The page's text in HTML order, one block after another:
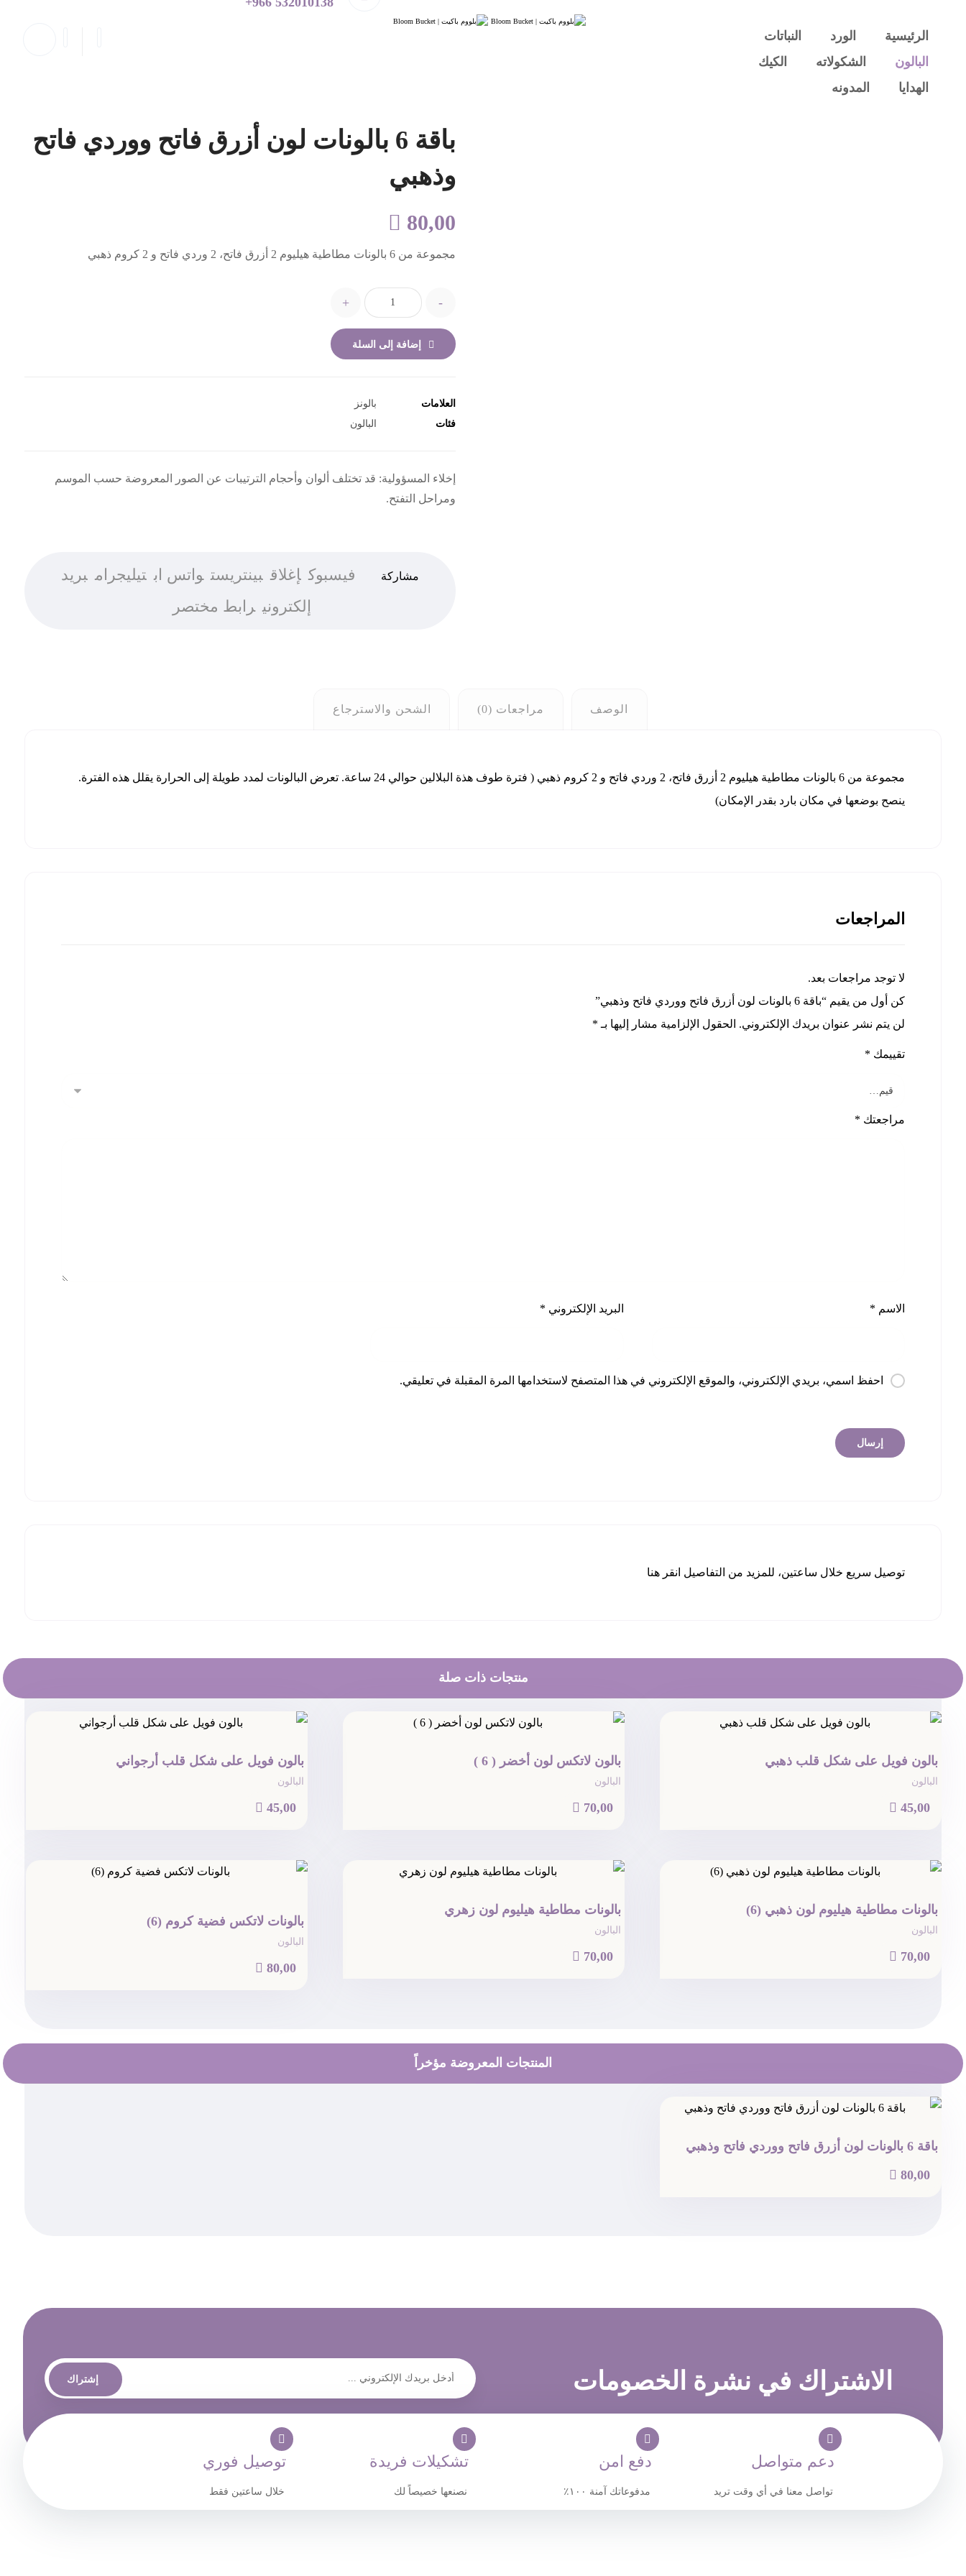
الرئيسية الورد
النباتات
البالون
الشكولاته
الكيك
الهدايا
المدونه
باقة 6 بالونات لون أزرق فاتح ووردي فاتح
وذهبي
 80,00
مجموعة من 6 بالونات مطاطية هيليوم 2 أزرق فاتح، 2 وردي فاتح و 2 كروم ذهبي
-
+
إضافة إلى السلة
العلامات
بالونز
فئات
البالون
إخلاء المسؤولية: قد تختلف ألوان وأحجام الترتيبات عن الصور المعروضة حسب الموسم
ومراحل التفتح.
فيسبوك إغلاق بينتريست واتس اب تيليجرام بريد
إلكتروني رابط مختصر
الوصف مراجعات (0) الشحن والاسترجاع
مجموعة من 6 بالونات مطاطية هيليوم 2 أزرق فاتح، 2 وردي فاتح و 2 كروم ذهبي ( فترة طوف هذة البلالين حوالي 24 ساعة. تعرض البالونات لمدد طويلة إلى الحرارة يقلل هذه الفترة.
ينصح بوضعها في مكان بارد بقدر الإمكان)
المراجعات
لا توجد مراجعات بعد.
كن أول من يقيم “باقة 6 بالونات لون أزرق فاتح ووردي فاتح وذهبي”
لن يتم نشر عنوان بريدك الإلكتروني. الحقول الإلزامية مشار إليها بـ *
تقييمك *
مراجعتك *
الاسم * البريد الإلكتروني *
احفظ اسمي، بريدي الإلكتروني، والموقع الإلكتروني في هذا المتصفح لاستخدامها المرة المقبلة في تعليقي.
توصيل سريع خلال ساعتين، للمزيد من التفاصيل انقر هنا
منتجات ذات صلة
بالون فويل على شكل قلب ذهبي
البالون
 45,00
بالون لاتكس لون أخضر ( 6 )
البالون
 70,00
بالون فويل على شكل قلب أرجواني
البالون
 45,00
بالونات مطاطية هيليوم لون ذهبي (6)
البالون
 70,00
بالونات مطاطية هيليوم لون زهري
البالون
 70,00
بالونات لاتكس فضية كروم (6)
البالون
 80,00
المنتجات المعروضة مؤخراً
باقة 6 بالونات لون أزرق فاتح ووردي فاتح وذهبي
 80,00
الاشتراك في نشرة الخصومات إشتراك
دعم متواصل
تواصل معنا في أي وقت تريد
دفع امن
مدفوعاتك آمنة ١٠٠٪
تشكيلات فريدة
نصنعها خصيصاً لك
توصيل فوري
خلال ساعتين فقط